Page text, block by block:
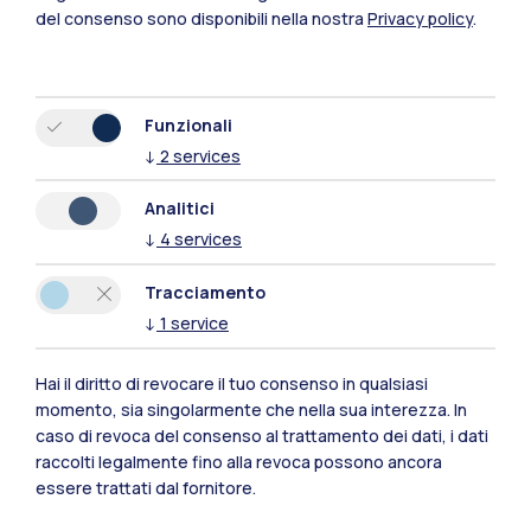
Mantova
Xi'an
Naviga il sito
Contattaci
del consenso sono disponibili nella nostra Privacy policy.
Funzionali
↓ 2 services
Analitici
↓ 4 services
Tracciamento
↓ 1 service
Hai il diritto di revocare il tuo consenso in qualsiasi
momento, sia singolarmente che nella sua interezza. In
caso di revoca del consenso al trattamento dei dati, i dati
raccolti legalmente fino alla revoca possono ancora
essere trattati dal fornitore.